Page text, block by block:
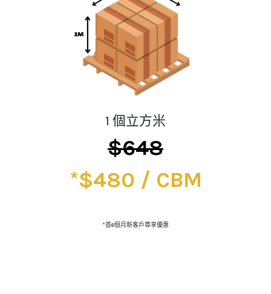
1 個立方米
$648
*$480 / CBM
*首6個月新客戶尊享優惠